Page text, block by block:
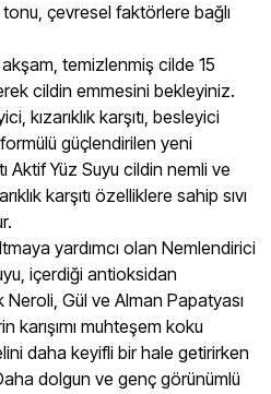
çevresel faktörlere bağlı
temizlenmiş cilde 15
cildin emmesini bekleyiniz.
kızarıklık karşıtı, besleyici
güçlendirilen yeni
Aktif Yüz Suyu cildin nemli ve
karşıtı özelliklere sahip sıvı
yardımcı olan Nemlendirici
içerdiği antioksidan
Neroli, Gül ve Alman Papatyası
karışımı muhteşem koku
daha keyifli bir hale getirirken
dolgun ve genç görünümlü